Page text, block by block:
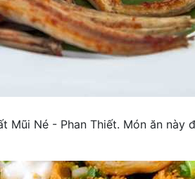
Mũi Né - Phan Thiết. Món ăn